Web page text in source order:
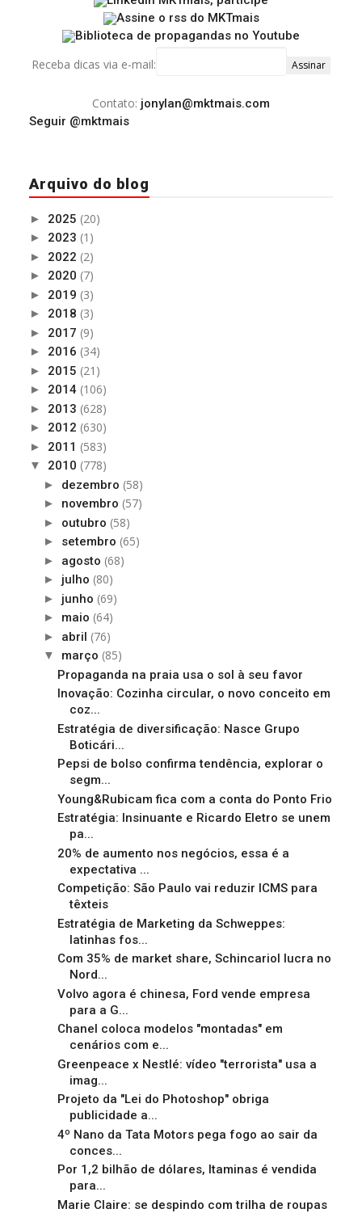
Receba dicas via e-mail:
Contato: jonylan@mktmais.com
Seguir @mktmais
Arquivo do blog
► 2025 (20)
► 2023 (1)
► 2022 (2)
► 2020 (7)
► 2019 (3)
► 2018 (3)
► 2017 (9)
► 2016 (34)
► 2015 (21)
► 2014 (106)
► 2013 (628)
► 2012 (630)
► 2011 (583)
▼ 2010 (778)
► dezembro (58)
► novembro (57)
► outubro (58)
► setembro (65)
► agosto (68)
► julho (80)
► junho (69)
► maio (64)
► abril (76)
▼ março (85)
Propaganda na praia usa o sol à seu favor
Inovação: Cozinha circular, o novo conceito em
coz...
Estratégia de diversificação: Nasce Grupo
Boticári...
Pepsi de bolso confirma tendência, explorar o
segm...
Young&Rubicam fica com a conta do Ponto Frio
Estratégia: Insinuante e Ricardo Eletro se unem
pa...
20% de aumento nos negócios, essa é a
expectativa ...
Competição: São Paulo vai reduzir ICMS para
têxteis
Estratégia de Marketing da Schweppes:
latinhas fos...
Com 35% de market share, Schincariol lucra no
Nord...
Volvo agora é chinesa, Ford vende empresa
para a G...
Chanel coloca modelos "montadas" em
cenários com e...
Greenpeace x Nestlé: vídeo "terrorista" usa a
imag...
Projeto da "Lei do Photoshop" obriga
publicidade a...
4º Nano da Tata Motors pega fogo ao sair da
conces...
Por 1,2 bilhão de dólares, Itaminas é vendida
para...
Marie Claire: se despindo com trilha de roupas